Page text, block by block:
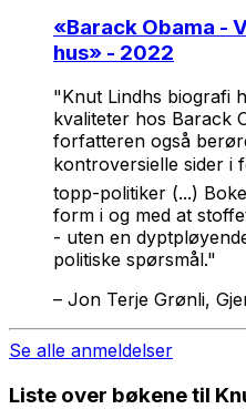
«Barack Obama -
hus» - 2022
"Knut Lindhs biografi
kvaliteter hos Barack
forfatteren også
kontroversielle sider
topp-politiker (...)
form i og med at
- uten en
politiske spørsmål."
– Jon Terje Grønli,
Se alle anmeldelser
Liste over bøkene til